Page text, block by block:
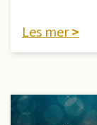
Les mer